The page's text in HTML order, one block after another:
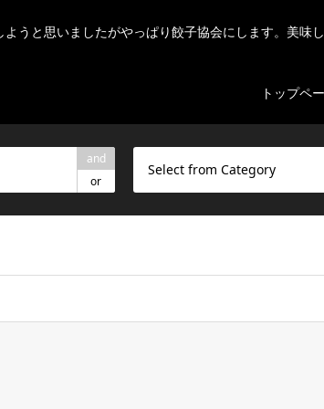
うと思いましたがやっぱり餃子協会にします。美味
トップペ
and
or
Select from Category